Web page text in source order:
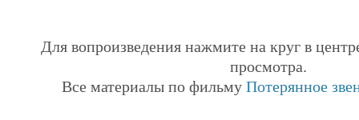
Для вопроизведения нажмите на круг в
просмотра.
Все материалы по фильму Потерянное